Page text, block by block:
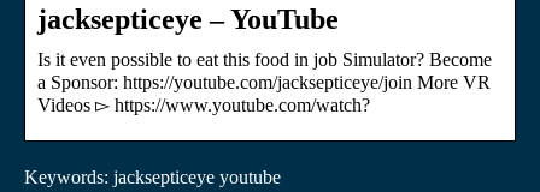
jacksepticeye – YouTube
Is it even possible to eat this food in job Simulator? Become
a Sponsor: https://youtube.com/jacksepticeye/join More VR
Videos ▻ https://www.youtube.com/watch?
Keywords: jacksepticeye youtube